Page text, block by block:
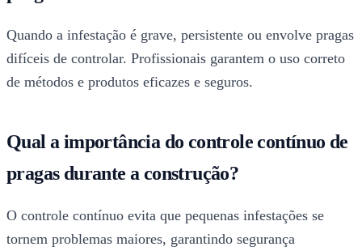
Quando a infestação é grave, persistente ou envolve pragas
difíceis de controlar. Profissionais garantem o uso correto
de métodos e produtos eficazes e seguros.
Qual a importância do controle contínuo de
pragas durante a construção?
O controle contínuo evita que pequenas infestações se
tornem problemas maiores, garantindo segurança